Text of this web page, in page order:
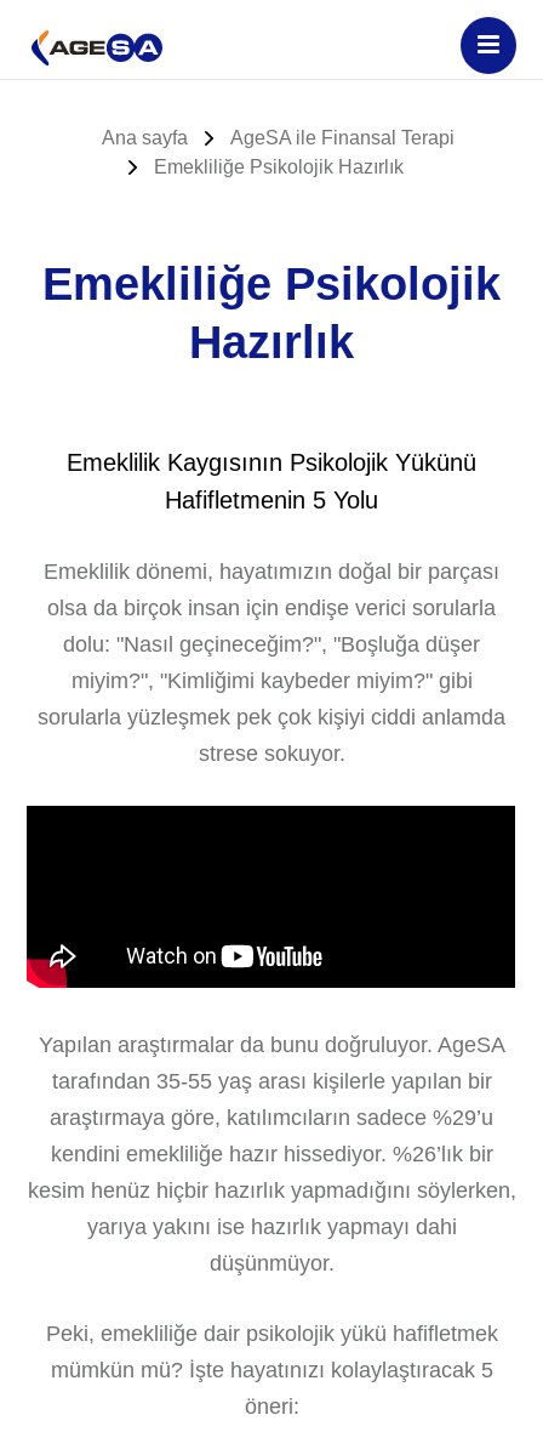
Ana sayfa
AgeSA ile Finansal Terapi
Emekliliğe Psikolojik Hazırlık
Emekliliğe Psikolojik
Hazırlık
Emeklilik Kaygısının Psikolojik Yükünü
Hafifletmenin 5 Yolu
Emeklilik dönemi, hayatımızın doğal bir parçası
olsa da birçok insan için endişe verici sorularla
dolu: "Nasıl geçineceğim?", "Boşluğa düşer
miyim?", "Kimliğimi kaybeder miyim?" gibi
sorularla yüzleşmek pek çok kişiyi ciddi anlamda
strese sokuyor.
Yapılan araştırmalar da bunu doğruluyor. AgeSA
tarafından 35-55 yaş arası kişilerle yapılan bir
araştırmaya göre, katılımcıların sadece %29’u
kendini emekliliğe hazır hissediyor. %26’lık bir
kesim henüz hiçbir hazırlık yapmadığını söylerken,
yarıya yakını ise hazırlık yapmayı dahi
düşünmüyor.
Peki, emekliliğe dair psikolojik yükü hafifletmek
mümkün mü? İşte hayatınızı kolaylaştıracak 5
öneri: